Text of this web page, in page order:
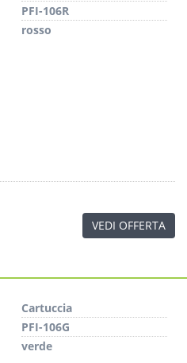
PFI-106R
rosso
VEDI OFFERTA
Cartuccia
PFI-106G
verde